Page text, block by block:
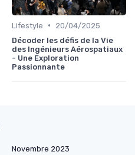
Lifestyle •
20/04/2025
Décoder les défis de la Vie
des Ingénieurs Aérospatiaux
- Une Exploration
Passionnante
Novembre 2023